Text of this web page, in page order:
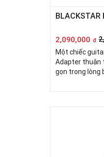
BLACKSTAR
2,090,000 đ
Một chiếc
Adapter thuận
gọn trong lòng